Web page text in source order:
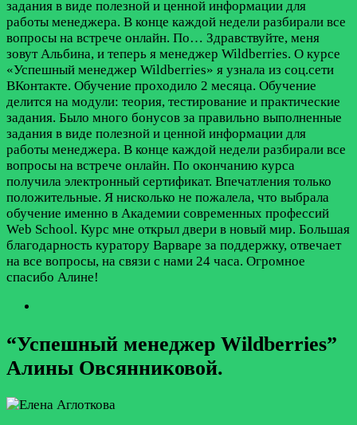
задания в виде полезной и ценной информации для
работы менеджера. В конце каждой недели разбирали все
вопросы на встрече онлайн. По… Здравствуйте, меня
зовут Альбина, и теперь я менеджер Wildberries. О курсе
«Успешный менеджер Wildberries» я узнала из соц.сети
ВКонтакте. Обучение проходило 2 месяца. Обучение
делится на модули: теория, тестирование и практические
задания. Было много бонусов за правильно выполненные
задания в виде полезной и ценной информации для
работы менеджера. В конце каждой недели разбирали все
вопросы на встрече онлайн. По окончанию курса
получила электронный сертификат. Впечатления только
положительные. Я нисколько не пожалела, что выбрала
обучение именно в Академии современных профессий
Web School. Курс мне открыл двери в новый мир. Большая
благодарность куратору Варваре за поддержку, отвечает
на все вопросы, на связи с нами 24 часа. Огромное
спасибо Алине!
“Успешный менеджер Wildberries”
Алины Овсянниковой.